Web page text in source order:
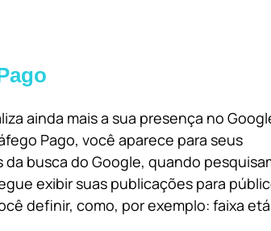
ainda mais a sua presença no
Pago, você aparece para seus
busca do Google, quando
exibir suas publicações para
definir, como, por exemplo: faixa